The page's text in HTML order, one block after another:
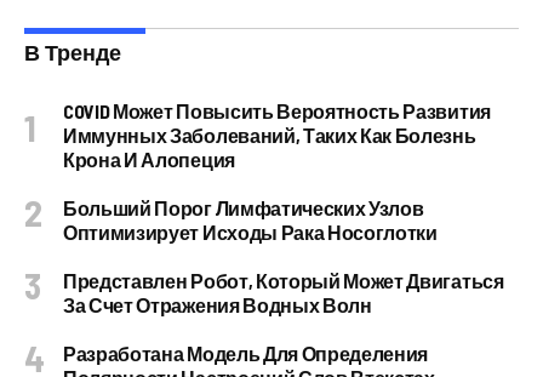
В Тренде
COVID Может Повысить Вероятность Развития
Иммунных Заболеваний, Таких Как Болезнь
Крона И Алопеция
Больший Порог Лимфатических Узлов
Оптимизирует Исходы Рака Носоглотки
Представлен Робот, Который Может Двигаться
За Счет Отражения Водных Волн
Разработана Модель Для Определения